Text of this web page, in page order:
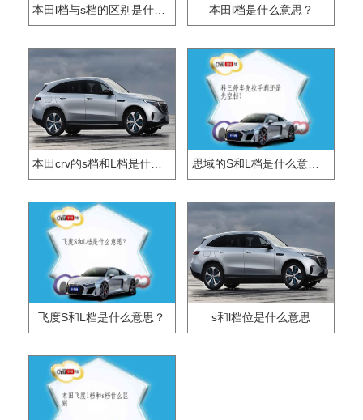
本田l档与s档的区别是什么？ 本田l档是什么意思？
本田crv的s档和L档是什么意思？ 思域的S和L档是什么意思？
飞度S和L档是什么意思？ s和l档位是什么意思